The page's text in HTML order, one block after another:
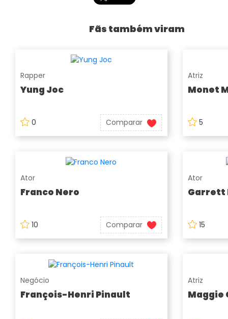
Fãs também viram
Rapper
Yung Joc
0 Comparar
Atriz
Monet
5
Ator
Franco Nero
10 Comparar
Ator
Garrett
15
Negócio
François-Henri Pinault
Atriz
Maggie